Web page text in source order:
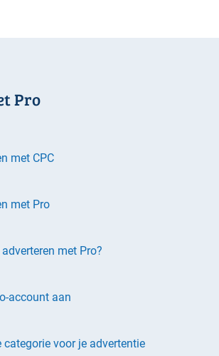
Pro
met CPC
met Pro
met Pro?
account aan
categorie voor je advertentie